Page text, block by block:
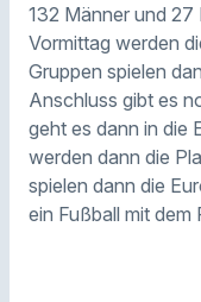
132 Männer und 27
Vormittag werden
Gruppen spielen
Anschluss gibt es
geht es dann in die
werden dann die
spielen dann die
ein Fußball mit